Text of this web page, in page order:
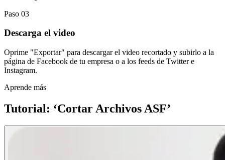
Paso 03
Descarga el video
Oprime "Exportar" para descargar el video recortado y subirlo a la
página de Facebook de tu empresa o a los feeds de Twitter e
Instagram.
Aprende más
Tutorial: ‘Cortar Archivos ASF’